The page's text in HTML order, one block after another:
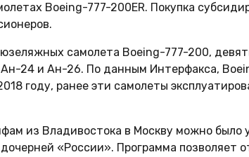
Boeing-777-200ER. Покупка
самолета Boeing-777-200,
Ан-24 и Ан-26. По данным Интерфакса,
году, ранее эти самолеты
из Владивостока в Москву можно было
«России». Программа позволяет